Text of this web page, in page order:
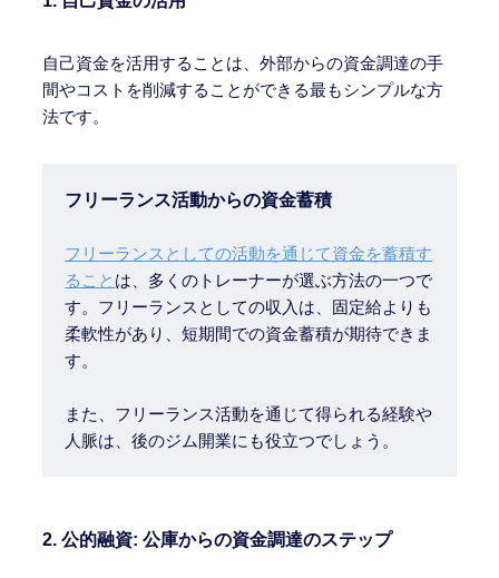
自己資金を活用することは、外部からの資金調達の手
間やコストを削減することができる最もシンプルな方
法です。
フリーランス活動からの資金蓄積
フリーランスとしての活動を通じて資金を蓄積す
ること は、多くのトレーナーが選ぶ方法の一つで
す。フリーランスとしての収入は、固定給よりも
柔軟性があり、短期間での資金蓄積が期待できま
す。
また、フリーランス活動を通じて得られる経験や
人脈は、後のジム開業にも役立つでしょう。
2.公的融資: 公庫からの資金調達のステップ